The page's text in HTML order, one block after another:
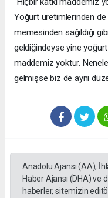
Yoğurt üretimlerinden de
memesinden sağıldığı
geldiğindeyse yine
maddemiz yoktur.
gelmişse biz de aynı
Anadolu Ajansı (AA),
Haber Ajansı (DHA)
haberler, sitemizin